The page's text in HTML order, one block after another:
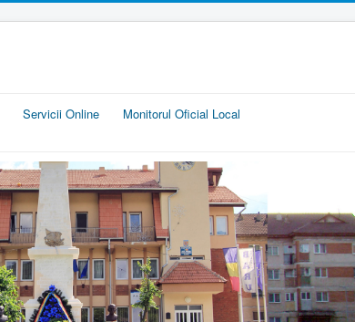
Servicii Online Monitorul Oficial Local